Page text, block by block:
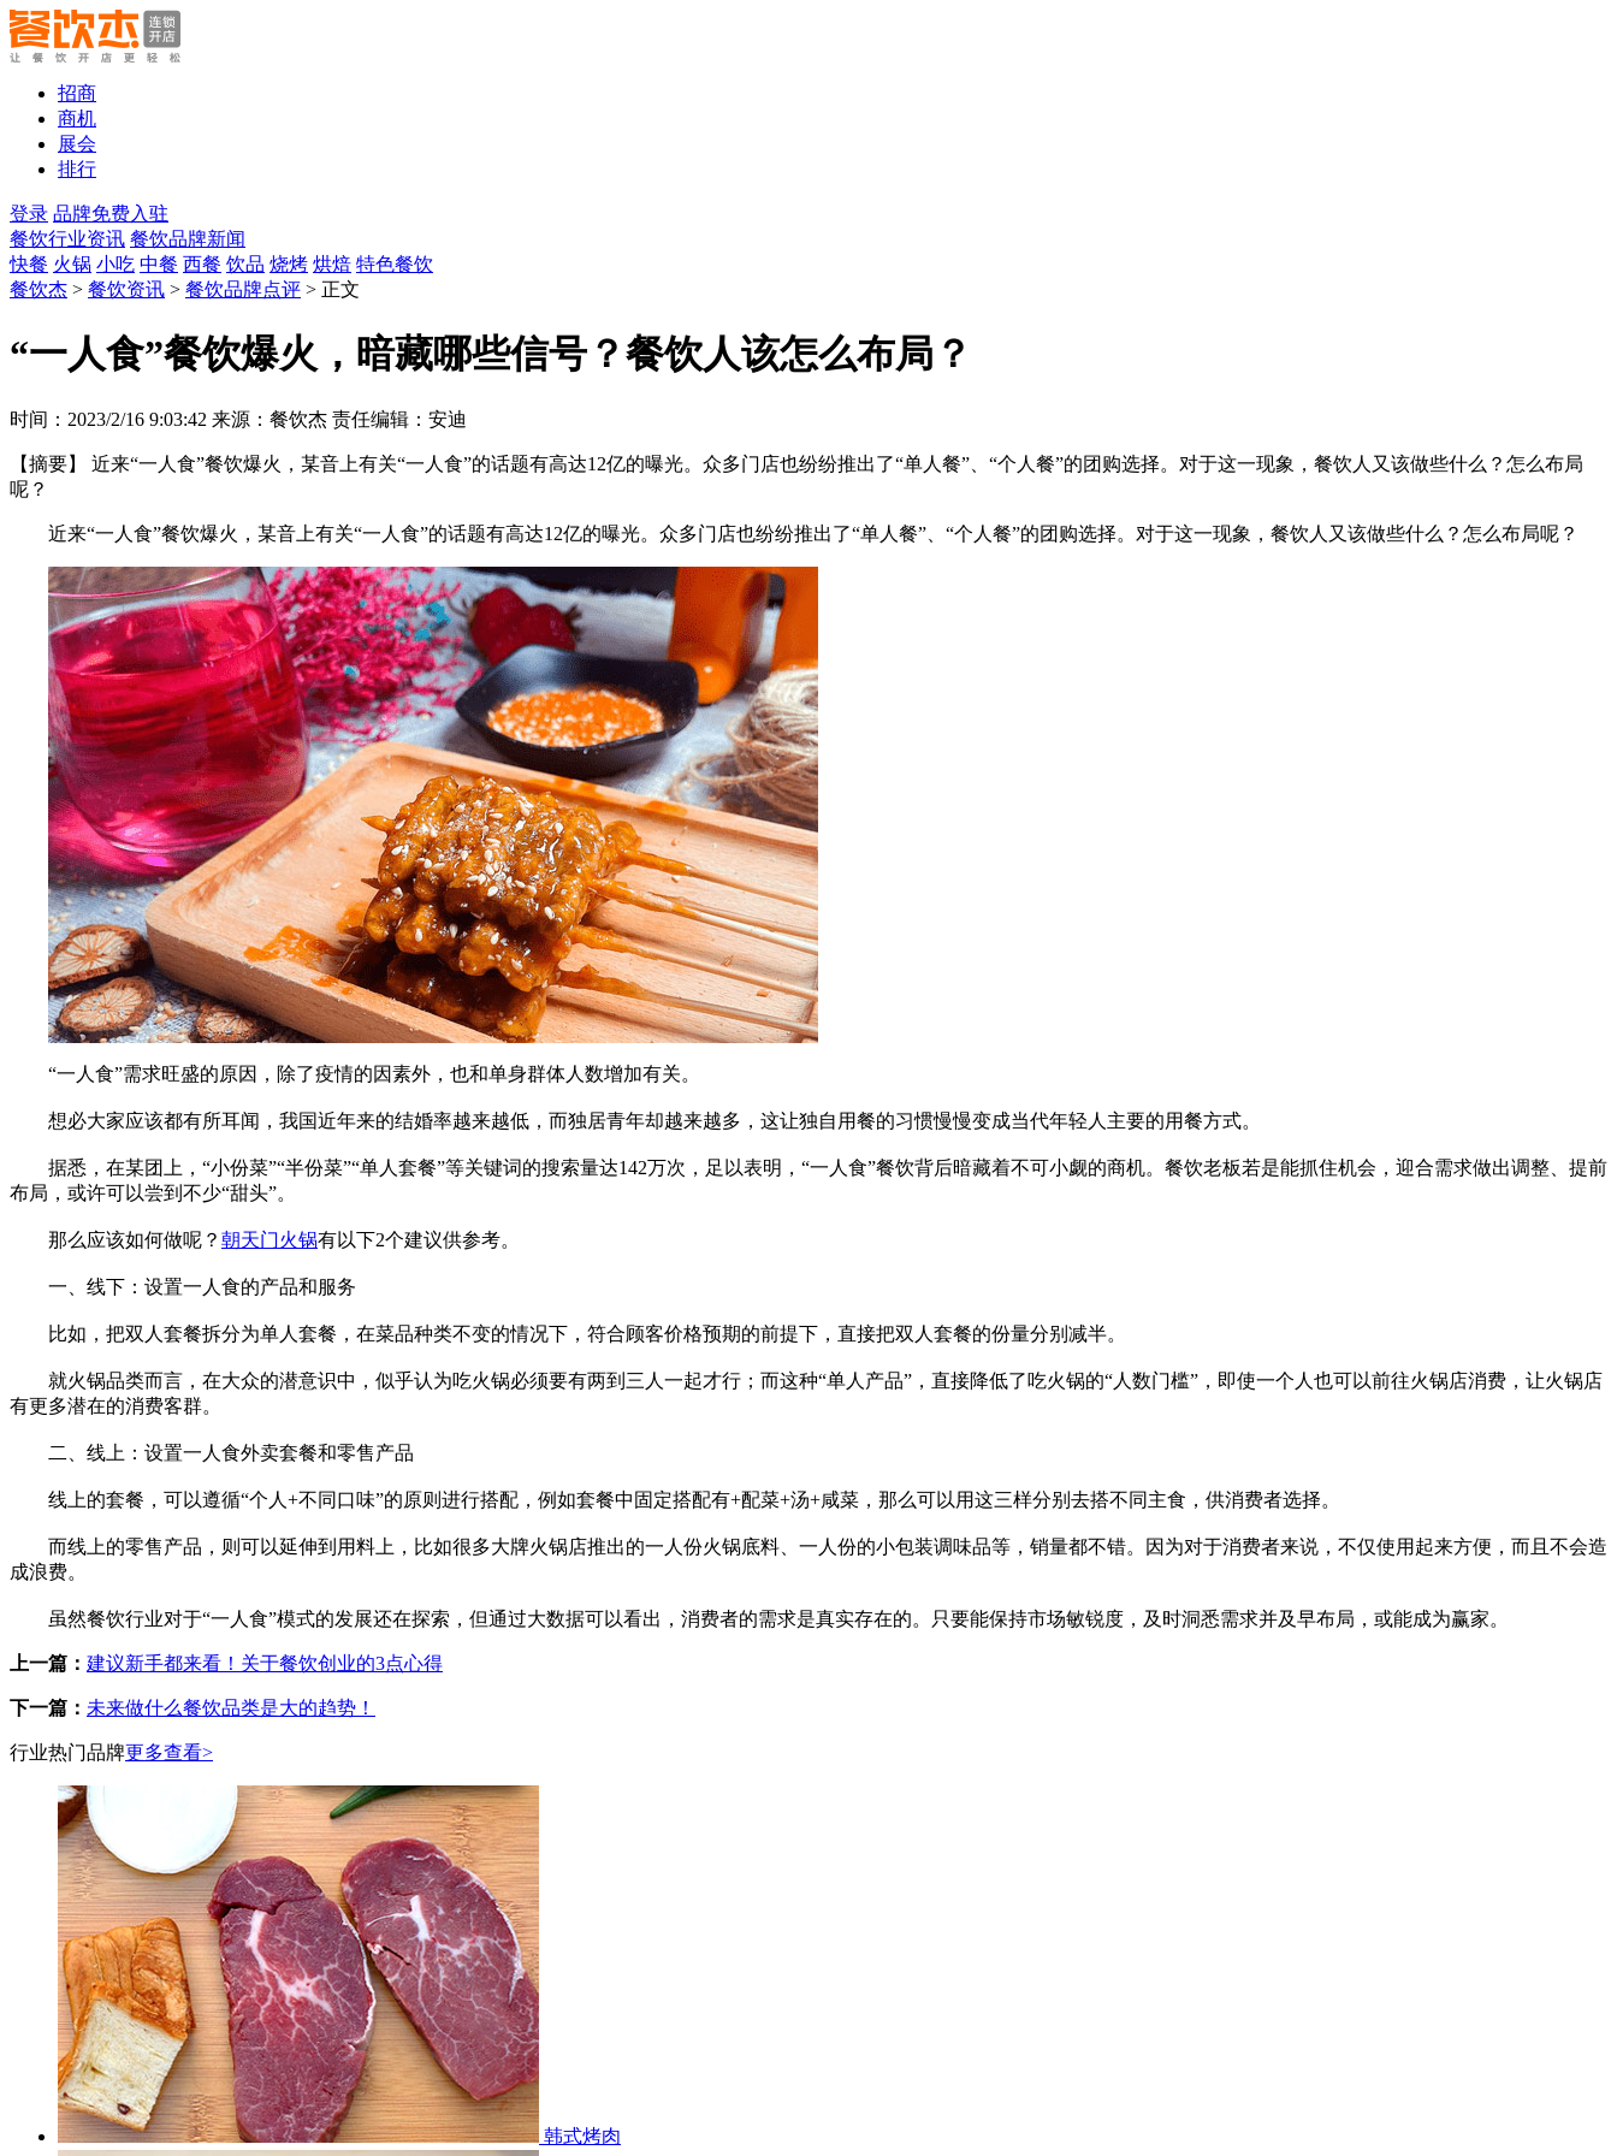
招商
商机
展会
排行
登录 品牌免费入驻
餐饮行业资讯 餐饮品牌新闻
快餐 火锅 小吃 中餐 西餐 饮品 烧烤 烘焙 特色餐饮
餐饮杰 > 餐饮资讯 > 餐饮品牌点评 > 正文
“一人食”餐饮爆火，暗藏哪些信号？餐饮人该怎么布局？
时间：2023/2/16 9:03:42 来源：餐饮杰 责任编辑：安迪
【摘要】
近来“一人食”餐饮爆火，某音上有关“一人食”的话题有高达12亿的曝光。众多门店也纷纷推出了“单人餐”、“个人餐”的团购选择。对于这一现象，餐饮人又该做些什么？怎么布局
呢？
近来“一人食”餐饮爆火，某音上有关“一人食”的话题有高达12亿的曝光。众多门店也纷纷推出了“单人餐”、“个人餐”的团购选择。对于这一现象，餐饮人又该做些什么？怎么布局呢？
“一人食”需求旺盛的原因，除了疫情的因素外，也和单身群体人数增加有关。
想必大家应该都有所耳闻，我国近年来的结婚率越来越低，而独居青年却越来越多，这让独自用餐的习惯慢慢变成当代年轻人主要的用餐方式。
据悉，在某团上，“小份菜”“半份菜”“单人套餐”等关键词的搜索量达142万次，足以表明，“一人食”餐饮背后暗藏着不可小觑的商机。餐饮老板若是能抓住机会，迎合需求做出调整、提前
布局，或许可以尝到不少“甜头”。
那么应该如何做呢？ 朝天门火锅有以下2个建议供参考。
一、线下：设置一人食的产品和服务
比如，把双人套餐拆分为单人套餐，在菜品种类不变的情况下，符合顾客价格预期的前提下，直接把双人套餐的份量分别减半。
就火锅品类而言，在大众的潜意识中，似乎认为吃火锅必须要有两到三人一起才行；而这种“单人产品”，直接降低了吃火锅的“人数门槛”，即使一个人也可以前往火锅店消费，让火锅店
有更多潜在的消费客群。
二、线上：设置一人食外卖套餐和零售产品
线上的套餐，可以遵循“个人+不同口味”的原则进行搭配，例如套餐中固定搭配有+配菜+汤+咸菜，那么可以用这三样分别去搭不同主食，供消费者选择。
而线上的零售产品，则可以延伸到用料上，比如很多大牌火锅店推出的一人份火锅底料、一人份的小包装调味品等，销量都不错。因为对于消费者来说，不仅使用起来方便，而且不会造
成浪费。
虽然餐饮行业对于“一人食”模式的发展还在探索，但通过大数据可以看出，消费者的需求是真实存在的。只要能保持市场敏锐度，及时洞悉需求并及早布局，或能成为赢家。
上一篇： 建议新手都来看！关于餐饮创业的3点心得
下一篇： 未来做什么餐饮品类是大的趋势！
行业热门品牌更多查看>
韩式烤肉